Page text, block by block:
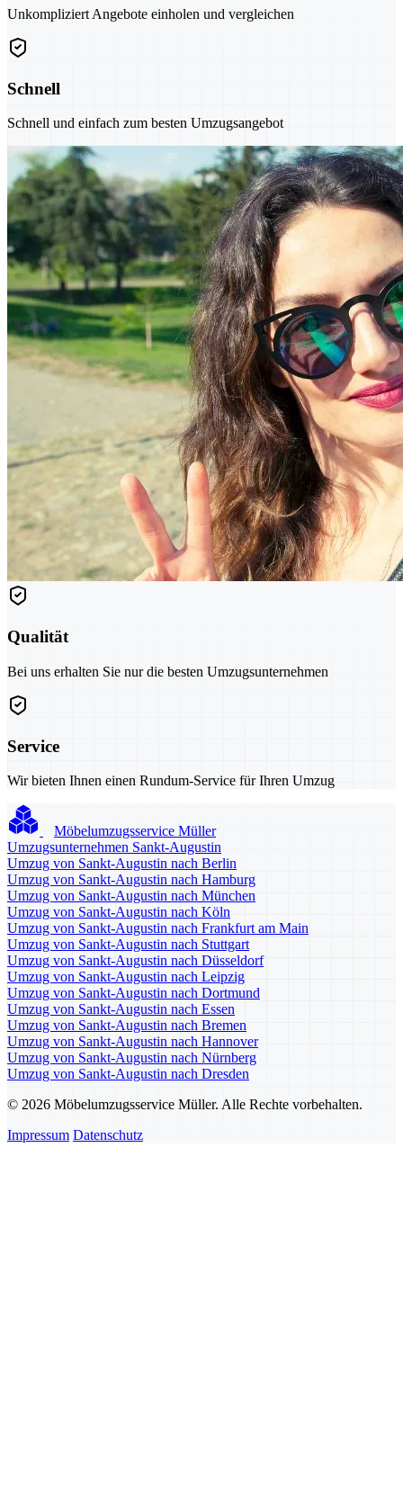
Unkompliziert Angebote einholen und vergleichen
Schnell
Schnell und einfach zum besten Umzugsangebot
Qualität
Bei uns erhalten Sie nur die besten Umzugsunternehmen
Service
Wir bieten Ihnen einen Rundum-Service für Ihren Umzug
Möbelumzugsservice Müller
Umzugsunternehmen Sankt-Augustin
Umzug von Sankt-Augustin nach Berlin
Umzug von Sankt-Augustin nach Hamburg
Umzug von Sankt-Augustin nach München
Umzug von Sankt-Augustin nach Köln
Umzug von Sankt-Augustin nach Frankfurt am Main
Umzug von Sankt-Augustin nach Stuttgart
Umzug von Sankt-Augustin nach Düsseldorf
Umzug von Sankt-Augustin nach Leipzig
Umzug von Sankt-Augustin nach Dortmund
Umzug von Sankt-Augustin nach Essen
Umzug von Sankt-Augustin nach Bremen
Umzug von Sankt-Augustin nach Hannover
Umzug von Sankt-Augustin nach Nürnberg
Umzug von Sankt-Augustin nach Dresden
© 2026 Möbelumzugsservice Müller. Alle Rechte vorbehalten.
Impressum Datenschutz